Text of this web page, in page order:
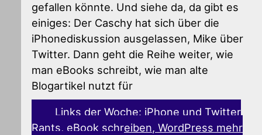
gefallen könnte. Und siehe da, da gibt es
einiges: Der Caschy hat sich über die
iPhonediskussion ausgelassen, Mike über
Twitter. Dann geht die Reihe weiter, wie
man eBooks schreibt, wie man alte
Blogartikel nutzt für
Links der Woche: iPhone und Twitter
Rants, eBook schreiben, WordPress mehr